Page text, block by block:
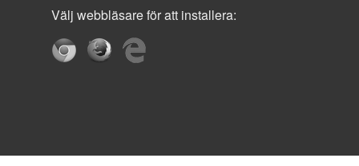
Välj webbläsare för att installera: